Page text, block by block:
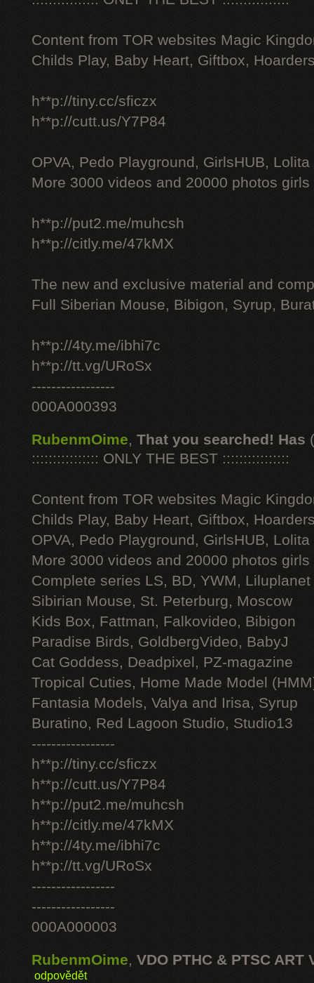
Content from TOR websites Magic
Childs Play, Baby Heart, Giftbox,
h**p://tiny.cc/sficzx
h**p://cutt.us/Y7P84
OPVA, Pedo Playground, GirlsHUB, Lolita
More 3000 videos and 20000 photos
h**p://put2.me/muhcsh
h**p://citly.me/47kMX
The new and exclusive material and
Full Siberian Mouse, Bibigon, Syrup,
h**p://4ty.me/ibhi7c
h**p://tt.vg/URoSx
-----------------
000A000393
RubenmOime, That you searched! Has
:::::::::::::::: ONLY THE BEST ::::::::::::::::
Content from TOR websites Magic
Childs Play, Baby Heart, Giftbox,
OPVA, Pedo Playground, GirlsHUB, Lolita
More 3000 videos and 20000 photos
Complete series LS, BD, YWM, Liluplanet
Sibirian Mouse, St. Peterburg, Moscow
Kids Box, Fattman, Falkovideo, Bibigon
Paradise Birds, GoldbergVideo, BabyJ
Cat Goddess, Deadpixel, PZ-magazine
Tropical Cuties, Home Made Model
Fantasia Models, Valya and Irisa, Syrup
Buratino, Red Lagoon Studio, Studio13
-----------------
h**p://tiny.cc/sficzx
h**p://cutt.us/Y7P84
h**p://put2.me/muhcsh
h**p://citly.me/47kMX
h**p://4ty.me/ibhi7c
h**p://tt.vg/URoSx
-----------------
-----------------
000A000003
RubenmOime, VDO PTHC & PTSC ART
odpovědět